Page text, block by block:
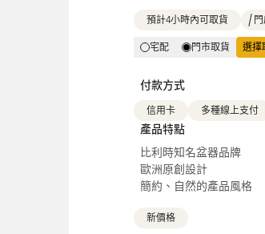
預計4小時內可取貨
宅配 門市取貨 選擇
付款方式
信用卡 多種線上支付
產品特點
比利時知名盆器品牌
歐洲原創設計
簡約、自然的產品風格
新價格